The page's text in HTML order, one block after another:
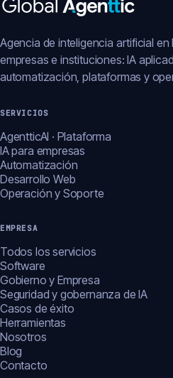
Agencia de inteligencia artificial en
empresas e instituciones: IA
automatización, plataformas y
SERVICIOS
AgentticAI · Plataforma
IA para empresas
Automatización
Desarrollo Web
Operación y Soporte
EMPRESA
Todos los servicios
Software
Gobierno y Empresa
Seguridad y gobernanza de IA
Casos de éxito
Herramientas
Nosotros
Blog
Contacto